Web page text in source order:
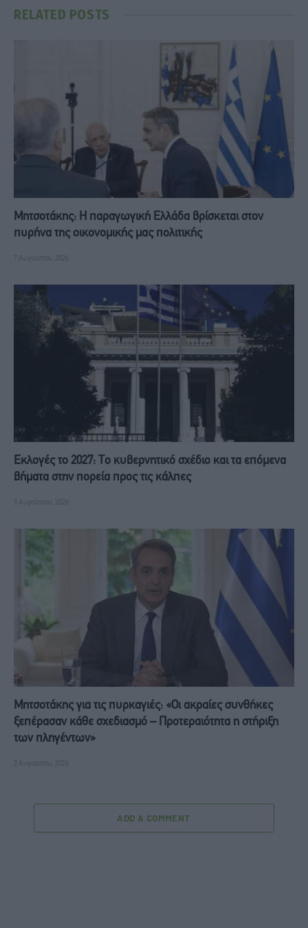
RELATED POSTS
Μητσοτάκης: Η παραγωγική Ελλάδα βρίσκεται στον
πυρήνα της οικονομικής μας πολιτικής
7 Αυγούστου, 2026
Εκλογές το 2027: Το κυβερνητικό σχέδιο και τα επόμενα
βήματα στην πορεία προς τις κάλπες
3 Αυγούστου, 2026
Μητσοτάκης για τις πυρκαγιές: «Οι ακραίες συνθήκες
ξεπέρασαν κάθε σχεδιασμό – Προτεραιότητα η στήριξη
των πληγέντων»
2 Αυγούστου, 2026
ADD A COMMENT